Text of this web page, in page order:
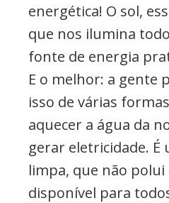
energética! O sol,
que nos ilumina
fonte de energia
E o melhor: a gente
isso de várias
aquecer a água da
gerar eletricidade. É
limpa, que não polui
disponível para